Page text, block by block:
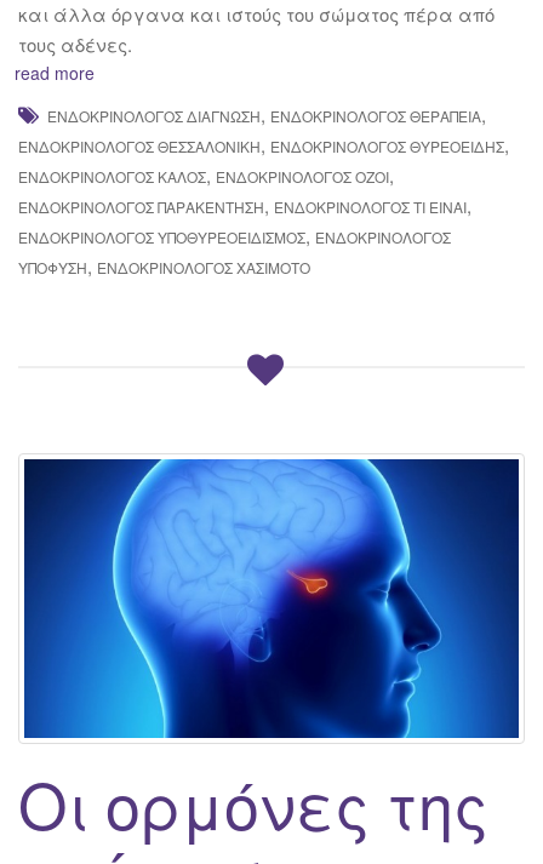
και άλλα όργανα και ιστούς του σώματος πέρα από
τους αδένες.
read more
ΕΝΔΟΚΡΙΝΟΛΌΓΟΣ ΔΙΆΓΝΩΣΗ, ΕΝΔΟΚΡΙΝΟΛΌΓΟΣ ΘΕΡΑΠΕΊΑ,
ΕΝΔΟΚΡΙΝΟΛΌΓΟΣ ΘΕΣΣΑΛΟΝΊΚΗ, ΕΝΔΟΚΡΙΝΟΛΌΓΟΣ ΘΥΡΕΟΕΙΔΉΣ,
ΕΝΔΟΚΡΙΝΟΛΌΓΟΣ ΚΑΛΌΣ, ΕΝΔΟΚΡΙΝΟΛΌΓΟΣ ΌΖΟΙ,
ΕΝΔΟΚΡΙΝΟΛΌΓΟΣ ΠΑΡΑΚΈΝΤΗΣΗ, ΕΝΔΟΚΡΙΝΟΛΌΓΟΣ ΤΙ ΕΊΝΑΙ,
ΕΝΔΟΚΡΙΝΟΛΌΓΟΣ ΥΠΟΘΥΡΕΟΕΙΔΙΣΜΌΣ, ΕΝΔΟΚΡΙΝΟΛΌΓΟΣ
ΥΠΌΦΥΣΗ, ΕΝΔΟΚΡΙΝΟΛΌΓΟΣ ΧΑΣΙΜΌΤΟ
Οι ορμόνες της